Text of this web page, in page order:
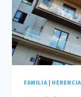
FAMILIA |